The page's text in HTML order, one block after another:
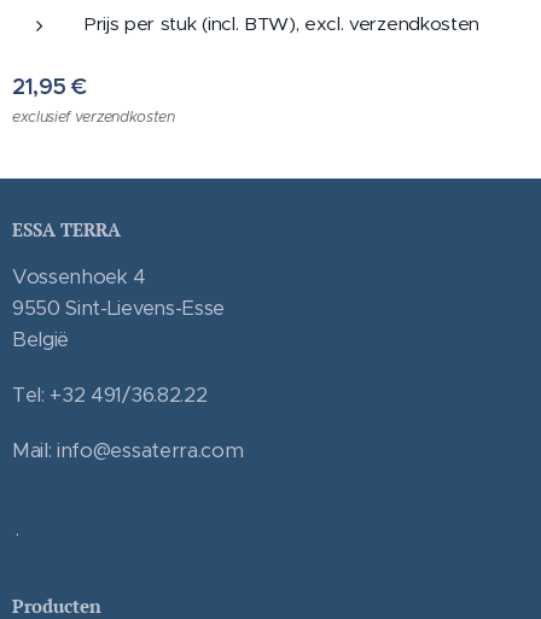
Prijs per stuk (incl. BTW), excl. verzendkosten
21,95 €
exclusief verzendkosten
ESSA TERRA
Vossenhoek 4
9550 Sint-Lievens-Esse
België
Tel: +32 491/36.82.22
Mail: info@essaterra.com
.
Producten